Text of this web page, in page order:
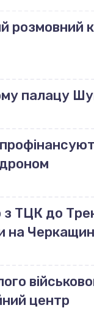
розмовний
палацу
ТЦК до
на
центр